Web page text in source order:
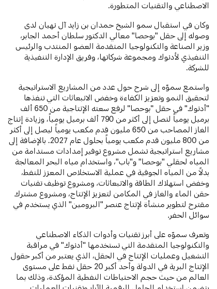
الاصطناعي والتقنيات المتطورة.
وكان في استقبال سمو الشيخ حمدان بن زايد آل نهيان لدى
وصوله إلى حقل "بوحصا" معالي الدكتور سلطان أحمد الجابر،
وزير الصناعة والتكنولوجيا المتقدمة العضو المنتدب والرئيس
التنفيذي لأدنوك ومجموعة شركاتها، وفريق الإدارة التنفيذية
للشركة.
واستمع سموّه إلى شرح حول عدد من المشاريع الاستراتيجية
لتحقيق النمو وتعزيز الكفاءة وخفض الانبعاثات التي تنفذها
"أدنوك" في حقل "بوحصا" لرفع سعته الإنتاجية من 650 ألف
برميل يومياً لتصل إلى أكثر من 790 ألف برميل يومياً، وزيادة إنتاج
الغاز المصاحب من 650 مليون قدم مكعب يومياً ليصل إلى أكثر
من 800 مليون قدم مكعب يومياً بحلول عام 2027. بالإضافة إلى
مشاريع استراتيجية تشمل مشروع توفير إمدادات مستدامة من
المياه لحقلي "بوحصا" و"باب"، واستخدام مياه البحر المعالجة
بدلاً من المياه الجوفية في عملية الاستخلاص المعزز للنفط،
وخفض استهلاك الطاقة والانبعاثات، ومشروع توظيف تقنيات
حقن الماء والغاز في المكامن لتعزيز الإنتاج، ومشروع مشترك
مقترح لتطوير منشأة لإنتاج عنصر "البرومين" الذي يستخدم في
سوائل الحفر.
وتعرف سموّه على أبرز تقنيات وأدوات الذكاء الاصطناعي
والتكنولوجيا المتقدمة التي تستخدمها "أدنوك" في مراقبة
التشغيل وعمليات الإنتاج في الحقل، الذي يعتبر من أكبر حقول
الإنتاج البرية في الدولة وأحد أكبر 20 حقل نفط على مستوى
العالم من حيث حجم الاحتياطات النفطية المؤكدة، وذلك بما